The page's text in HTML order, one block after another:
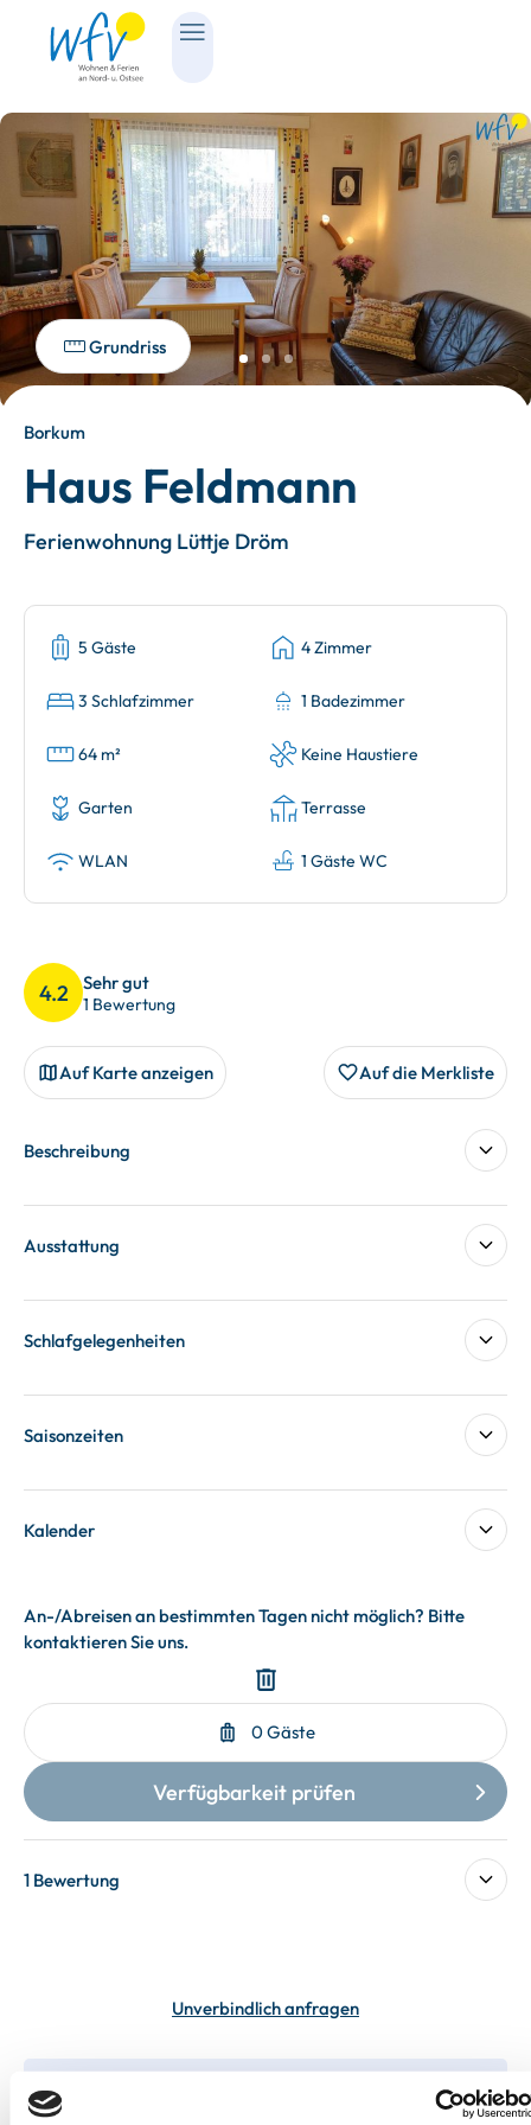
Grundriss
Borkum
Haus Feldmann
Ferienwohnung Lüttje Dröm
5 Gäste 4 Zimmer
3 Schlafzimmer 1 Badezimmer
64 m² Keine Haustiere
Garten Terrasse
WLAN 1 Gäste WC
4.2 Sehr gut
1 Bewertung
Auf Karte anzeigen Auf die Merkliste
Beschreibung
Ausstattung
Schlafgelegenheiten
Saisonzeiten
Kalender
1 Bewertung
Unverbindlich anfragen
In deiner Buchung inbegriffen